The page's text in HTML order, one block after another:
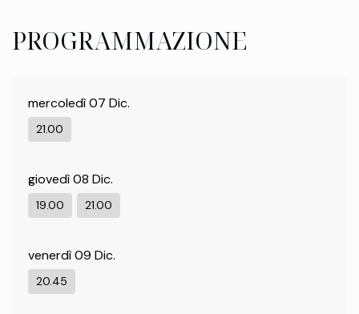
PROGRAMMAZIONE
mercoledì 07 Dic.
21.00
giovedì 08 Dic.
19.00 21.00
venerdì 09 Dic.
20.45